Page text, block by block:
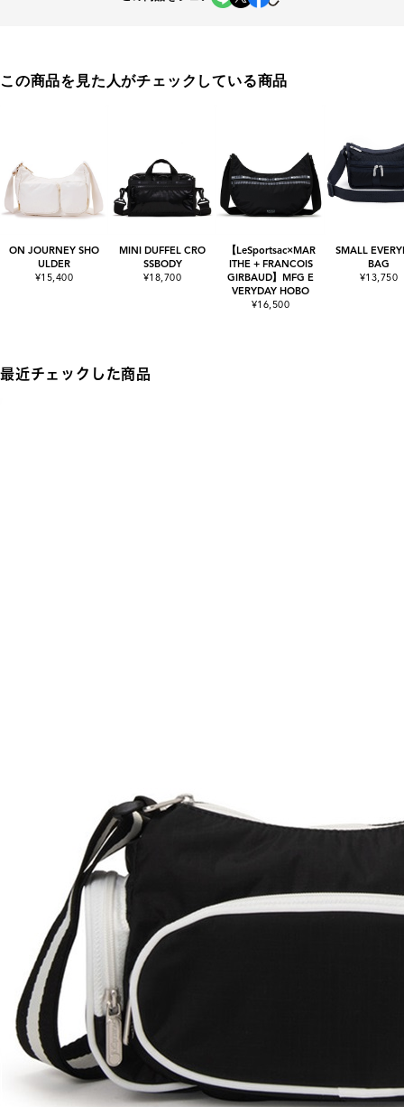
この商品を見た人がチェックしている商品
ON JOURNEY SHO
ULDER
¥15,400
MINI DUFFEL CRO
SSBODY
¥18,700
【LeSportsac×MAR
ITHE + FRANCOIS
GIRBAUD】MFG E
VERYDAY HOBO
¥16,500
SMALL
BAG
¥13,750
最近チェックした商品